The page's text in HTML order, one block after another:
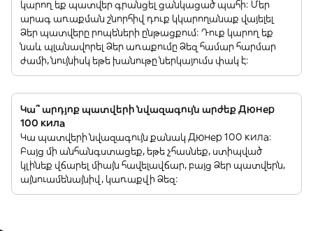
կարող եք պատվեր գրանցել ցանկացած պահի: Մեր
արագ առաքման շնորհիվ դուք կկարողանաք վայելել
Ձեր պատվերը րոպեների ընթացքում: Դուք կարող եք
նաև պլանավորել Ձեր առաքումը Ձեզ համար հարմար
ժամի, նույնիսկ եթե խանութը ներկայումս փակ է:
Կա՞ արդյոք պատվերի նվազագույն արժեք Дюнер
100 кила
Կա պատվերի նվազագույն քանակ Дюнер 100 кила:
Բայց մի անհանգստացեք, եթե չհասնեք, ստիպված
կլինեք վճարել միայն հավելավճար, բայց Ձեր պատվերն,
այնուամենայնիվ, կառաքվի Ձեզ: